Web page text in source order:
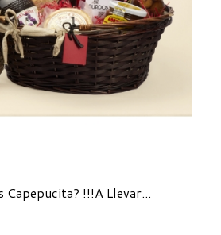
Capepucita? !!!A Llevar...